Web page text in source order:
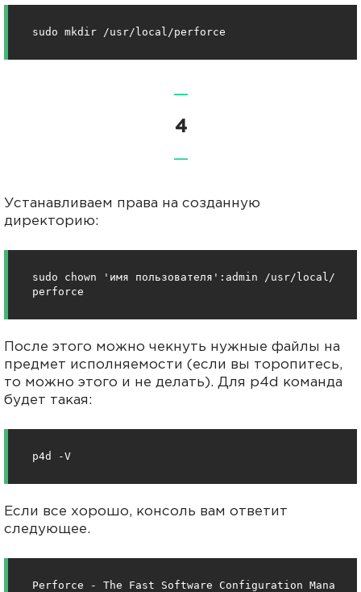
sudo mkdir /usr/local/perforce
—
4
—
Устанавливаем права на созданную
директорию:
sudo chown 'имя пользователя':admin /usr/local/
perforce
После этого можно чекнуть нужные файлы на
предмет исполняемости (если вы торопитесь,
то можно этого и не делать). Для p4d команда
будет такая:
p4d -V
Если все хорошо, консоль вам ответит
следующее.
Perforce - The Fast Software Configuration Mana